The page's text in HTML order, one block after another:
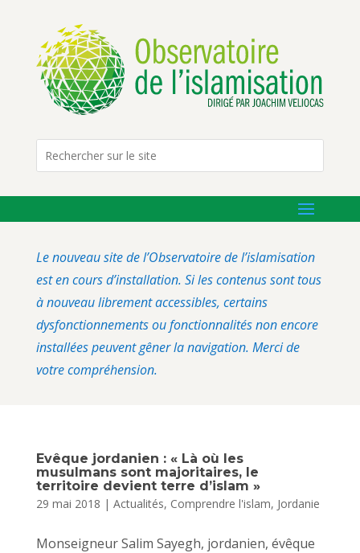
Le nouveau site de l’Observatoire de l’islamisation
est en cours d’installation. Si les contenus sont tous
à nouveau librement accessibles, certains
dysfonctionnements ou fonctionnalités non encore
installées peuvent gêner la navigation. Merci de
votre compréhension.
Evêque jordanien : « Là où les
musulmans sont majoritaires, le
territoire devient terre d’islam »
29 mai 2018 | Actualités, Comprendre l'islam, Jordanie
Monseigneur Salim Sayegh, jordanien, évêque